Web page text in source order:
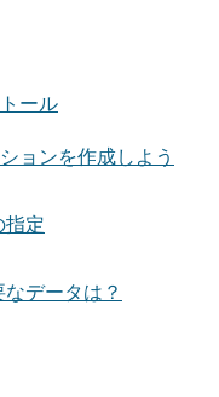
ール
ョンを作成しよう
定
データは？